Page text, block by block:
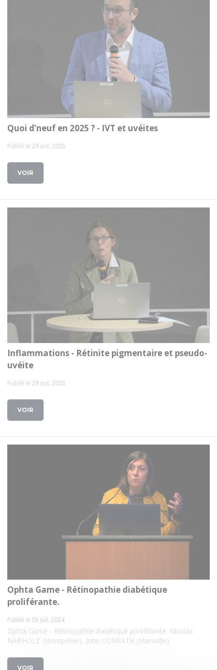
Quoi d’neuf en 2025 ? - IVT et uvéites
Publié le 29 oct. 2025
VOIR
Inflammations - Rétinite pigmentaire et pseudo-
uvéite
Publié le 29 oct. 2025
VOIR
Ophta Game - Rétinopathie diabétique
proliférante.
Publié le 05 juil. 2024
Ophta Game - Rétinopathie diabétique proliférante. Nicolas
NABHOLZ (Montpellier), John CONRATH (Marseille)
VOIR